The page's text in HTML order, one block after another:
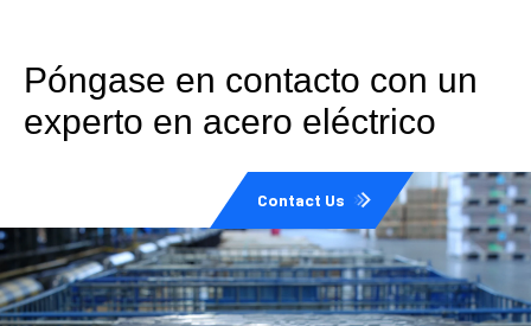
Póngase en contacto con un
experto en acero eléctrico
Contact Us